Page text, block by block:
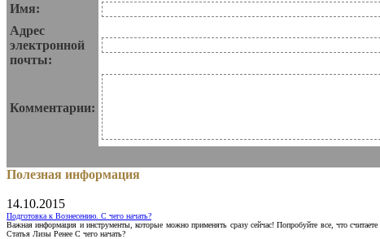
Имя:
Адрес
электронной
почты:
Комментарии:
Полезная информация
14.10.2015
Подготовка к Вознесению. С чего начать?
Важная информация и инструменты, которые можно применять сразу сейчас! Попробуйте все, что
Статья Лизы Ренее С чего начать?